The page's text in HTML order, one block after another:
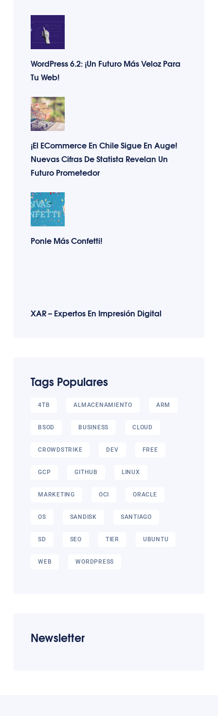
WordPress 6.2: ¡Un Futuro Más Veloz Para
Tu Web!
¡El ECommerce En Chile Sigue En Auge!
Nuevas Cifras De Statista Revelan Un
Futuro Prometedor
Ponle Más Confetti!
XAR – Expertos En Impresión Digital
Tags Populares
4TB ALMACENAMIENTO ARM
BSOD BUSINESS CLOUD
CROWDSTRIKE DEV FREE
GCP GITHUB LINUX
MARKETING OCI ORACLE
OS SANDISK SANTIAGO
SD SEO TIER UBUNTU
WEB WORDPRESS
Newsletter